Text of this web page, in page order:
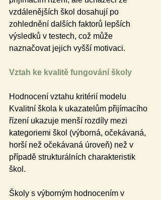
vzdálenějších škol dosahují po
zohlednění dalších faktorů lepších
výsledků v testech, což může
naznačovat jejich vyšší motivaci.
Vztah ke kvalitě fungování školy
Hodnocení vztahu kritérií modelu
Kvalitní škola k ukazatelům přijímacího
řízení ukazuje menší rozdíly mezi
kategoriemi škol (výborná, očekávaná,
horší než očekávaná úroveň) než v
případě strukturálních charakteristik
škol.
Školy s výborným hodnocením v